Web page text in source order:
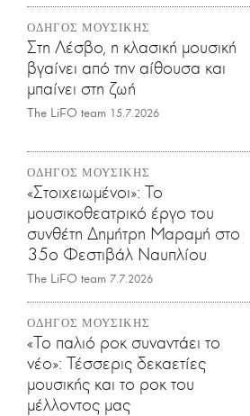
ΟΔΗΓΟΣ ΜΟΥΣΙΚΗΣ
Στη Λέσβο, η κλασική μουσική
βγαίνει από την αίθουσα και
μπαίνει στη ζωή
The LiFO team 15.7.2026
ΟΔΗΓΟΣ ΜΟΥΣΙΚΗΣ
«Στοιχειωμένοι»: Το
μουσικοθεατρικό έργο του
συνθέτη Δημήτρη Μαραμή στο
35ο Φεστιβάλ Ναυπλίου
The LiFO team 7.7.2026
ΟΔΗΓΟΣ ΜΟΥΣΙΚΗΣ
«Το παλιό ροκ συναντάει το
νέο»: Τέσσερις δεκαετίες
μουσικής και το ροκ του
μέλλοντος μας